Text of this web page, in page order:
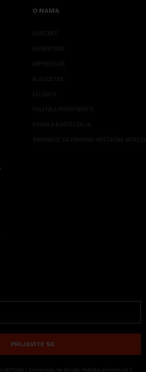
O NAMA
KONTAKT
MARKETING
IMPRESSUM
NJUZLETER
KLIJENTI
POLITIKA PRIVATNOSTI
PRAVILA KORIŠĆENJA
SMERNICE ZA PRIMENU VEŠTAČKE
PRIJAVITE SE
i primenjuju se Google Politika privatnosti i